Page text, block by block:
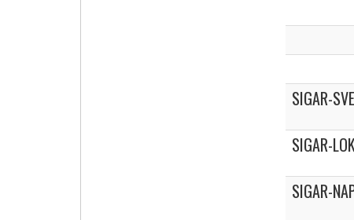
SIGAR-
SIGAR-
SIGAR-